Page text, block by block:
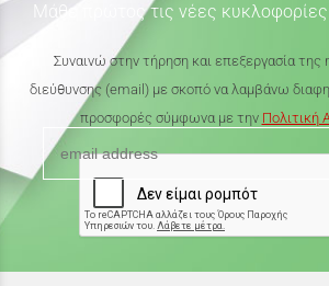
Μάθε πρώτος τις νέες
Συναινώ στην τήρηση και επεξεργασία της
διεύθυνσης (email) με σκοπό να λαμβάνω
προσφορές σύμφωνα με την Πολιτική